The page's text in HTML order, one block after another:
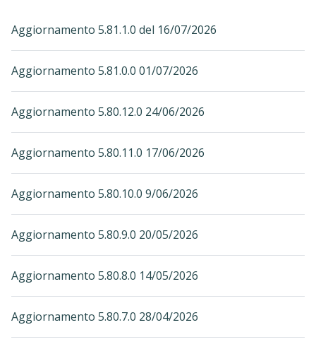
Aggiornamento 5.81.1.0 del 16/07/2026
Aggiornamento 5.81.0.0 01/07/2026
Aggiornamento 5.80.12.0 24/06/2026
Aggiornamento 5.80.11.0 17/06/2026
Aggiornamento 5.80.10.0 9/06/2026
Aggiornamento 5.80.9.0 20/05/2026
Aggiornamento 5.80.8.0 14/05/2026
Aggiornamento 5.80.7.0 28/04/2026